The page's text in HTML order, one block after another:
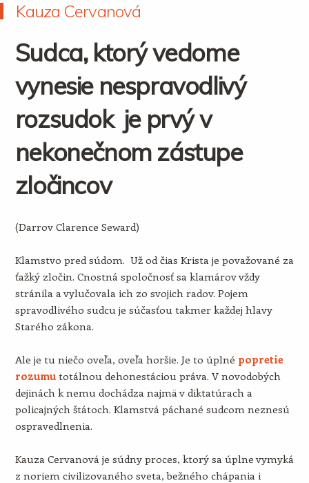
Kauza Cervanová
Sudca, ktorý vedome
vynesie nespravodlivý
rozsudok je prvý v
nekonečnom zástupe
zločincov
(Darrov Clarence Seward)
Klamstvo pred súdom. Už od čias Krista je považované za
ťažký zločin. Cnostná spoločnosť sa klamárov vždy
stránila a vylučovala ich zo svojich radov. Pojem
spravodlivého sudcu je súčasťou takmer každej hlavy
Starého zákona.
Ale je tu niečo oveľa, oveľa horšie. Je to úplné popretie
rozumutotálnou dehonestáciou práva. V novodobých
dejinách k nemu dochádza najmä v diktatúrach a
policajných štátoch. Klamstvá páchané sudcom neznesú
ospravedlnenia.
Kauza Cervanová je súdny proces, ktorý sa úplne vymyká
z noriem civilizovaného sveta, bežného chápania i